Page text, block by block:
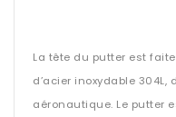
La tête du putter est
d’acier inoxydable 304L,
aéronautique. Le putter